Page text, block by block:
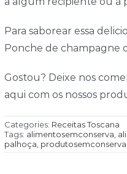
Para saborear essa
Ponche de champagne
Gostou? Deixe nos
aqui com os nossos
Categories: Receitas Toscana
Tags: alimentosemconserva
palhoça produtosemconserva